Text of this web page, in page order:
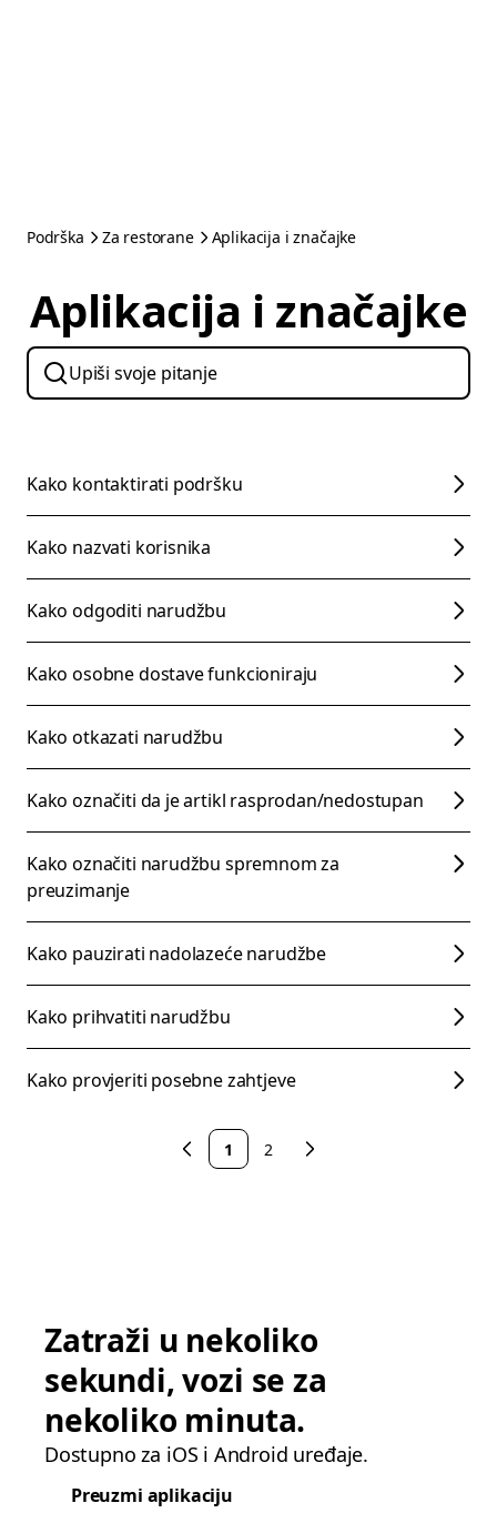
Podrška Za restorane Aplikacija i značajke
Aplikacija i značajke
Kako kontaktirati podršku
Kako nazvati korisnika
Kako odgoditi narudžbu
Kako osobne dostave funkcioniraju
Kako otkazati narudžbu
Kako označiti da je artikl rasprodan/nedostupan
Kako označiti narudžbu spremnom za
preuzimanje
Kako pauzirati nadolazeće narudžbe
Kako prihvatiti narudžbu
Kako provjeriti posebne zahtjeve
1 2
Zatraži u nekoliko
sekundi, vozi se za
nekoliko minuta.
Dostupno za iOS i Android uređaje.
Preuzmi aplikaciju